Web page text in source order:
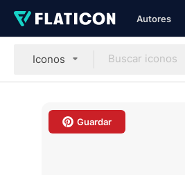
Autores
Iconos
Guardar